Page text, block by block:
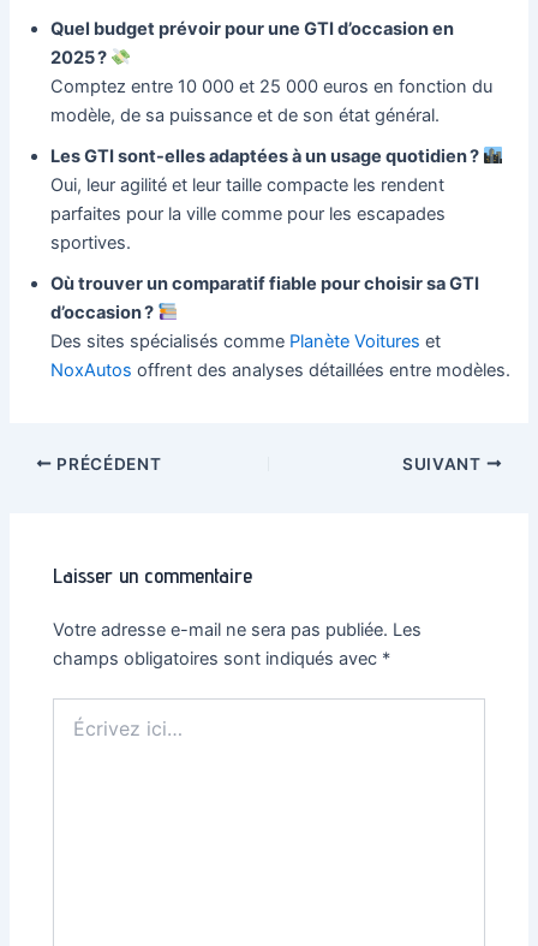
Quel budget prévoir pour une GTI d’occasion en
2025 ?
Comptez entre 10 000 et 25 000 euros en fonction du
modèle, de sa puissance et de son état général.
Les GTI sont-elles adaptées à un usage quotidien ?
Oui, leur agilité et leur taille compacte les rendent
parfaites pour la ville comme pour les escapades
sportives.
Où trouver un comparatif fiable pour choisir sa GTI
d’occasion ?
Des sites spécialisés comme Planète Voitures et
NoxAutos offrent des analyses détaillées entre modèles.
NavigationPRÉCÉDENT SUIVANT
Laisser un commentaire
Votre adresse e-mail ne sera pas publiée. Les
champs obligatoires sont indiqués avec *
ici…